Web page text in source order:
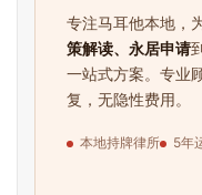
专注马耳他本地，
策解读、永居申请到
一站式方案。专业
复，无隐性费用。
本地持牌律所 5年